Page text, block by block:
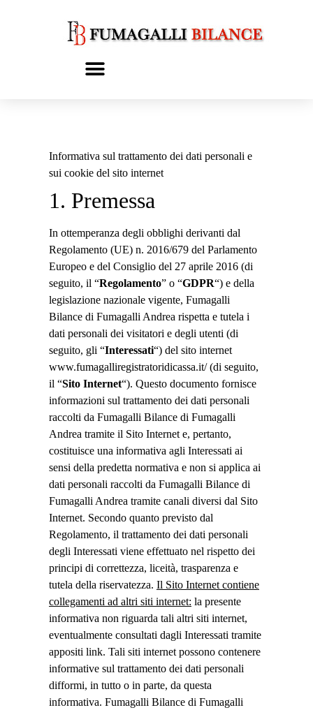
Informativa sul trattamento dei dati personali e
sui cookie del sito internet
1. Premessa
In ottemperanza degli obblighi derivanti dal
Regolamento (UE) n. 2016/679 del Parlamento
Europeo e del Consiglio del 27 aprile 2016 (di
seguito, il “Regolamento” o “GDPR“) e della
legislazione nazionale vigente, Fumagalli
Bilance di Fumagalli Andrea rispetta e tutela i
dati personali dei visitatori e degli utenti (di
seguito, gli “Interessati“) del sito internet
www.fumagalliregistratoridicassa.it/ (di seguito,
il “Sito Internet“). Questo documento fornisce
informazioni sul trattamento dei dati personali
raccolti da Fumagalli Bilance di Fumagalli
Andrea tramite il Sito Internet e, pertanto,
costituisce una informativa agli Interessati ai
sensi della predetta normativa e non si applica ai
dati personali raccolti da Fumagalli Bilance di
Fumagalli Andrea tramite canali diversi dal Sito
Internet. Secondo quanto previsto dal
Regolamento, il trattamento dei dati personali
degli Interessati viene effettuato nel rispetto dei
principi di correttezza, liceità, trasparenza e
tutela della riservatezza. Il Sito Internet contiene
collegamenti ad altri siti internet: la presente
informativa non riguarda tali altri siti internet,
eventualmente consultati dagli Interessati tramite
appositi link. Tali siti internet possono contenere
informative sul trattamento dei dati personali
difformi, in tutto o in parte, da questa
informativa. Fumagalli Bilance di Fumagalli